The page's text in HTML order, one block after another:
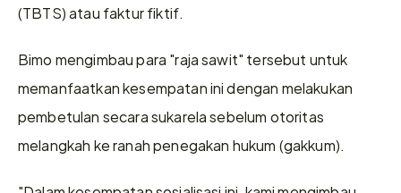
(TBTS) atau faktur fiktif.
Bimo mengimbau para "raja sawit" tersebut untuk
memanfaatkan kesempatan ini dengan melakukan
pembetulan secara sukarela sebelum otoritas
melangkah ke ranah penegakan hukum (gakkum).